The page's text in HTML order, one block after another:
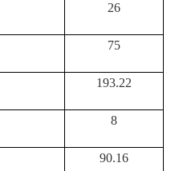
26
75
193.22
8
90.16